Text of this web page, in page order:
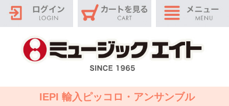
IEPI 輸入ピッコロ・アンサンブル